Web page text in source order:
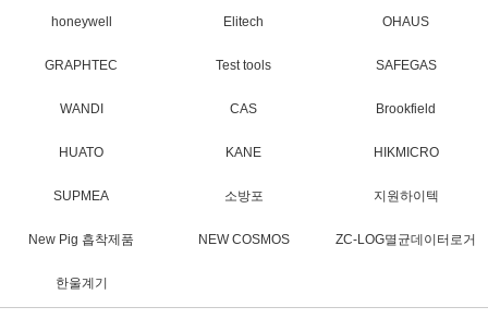
honeywell Elitech OHAUS
GRAPHTEC Test tools SAFEGAS
WANDI CAS Brookfield
HUATO KANE HIKMICRO
SUPMEA 소방포 지원하이텍
New Pig 흡착제품 NEW COSMOS ZC-LOG멸균데이터로거
한울계기